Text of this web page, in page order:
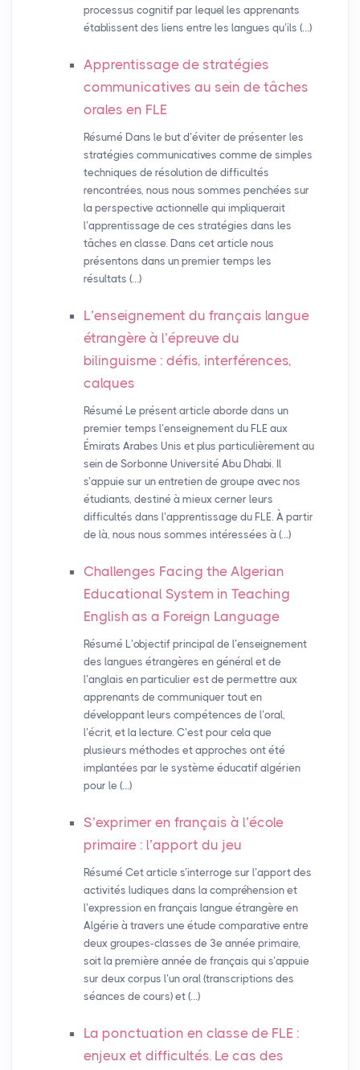
processus cognitif par lequel les apprenants
établissent des liens entre les langues qu’ils (…)
Apprentissage de stratégies
communicatives au sein de tâches
orales en FLE
Résumé Dans le but d’éviter de présenter les
stratégies communicatives comme de simples
techniques de résolution de difficultés
rencontrées, nous nous sommes penchées sur
la perspective actionnelle qui impliquerait
l’apprentissage de ces stratégies dans les
tâches en classe. Dans cet article nous
présentons dans un premier temps les
résultats (…)
L’enseignement du français langue
étrangère à l’épreuve du
bilinguisme : défis, interférences,
calques
Résumé Le présent article aborde dans un
premier temps l’enseignement du FLE aux
Émirats Arabes Unis et plus particulièrement au
sein de Sorbonne Université Abu Dhabi. Il
s’appuie sur un entretien de groupe avec nos
étudiants, destiné à mieux cerner leurs
difficultés dans l’apprentissage du FLE. À partir
de là, nous nous sommes intéressées à (…)
Challenges Facing the Algerian
Educational System in Teaching
English as a Foreign Language
Résumé L’objectif principal de l’enseignement
des langues étrangères en général et de
l’anglais en particulier est de permettre aux
apprenants de communiquer tout en
développant leurs compétences de l’oral,
l’écrit, et la lecture. C’est pour cela que
plusieurs méthodes et approches ont été
implantées par le système éducatif algérien
pour le (…)
S’exprimer en français à l’école
primaire : l’apport du jeu
Résumé Cet article s’interroge sur l’apport des
activités ludiques dans la compréhension et
l’expression en français langue étrangère en
Algérie à travers une étude comparative entre
deux groupes-classes de 3e année primaire,
soit la première année de français qui s’appuie
sur deux corpus l’un oral (transcriptions des
séances de cours) et (…)
La ponctuation en classe de FLE :
enjeux et difficultés. Le cas des